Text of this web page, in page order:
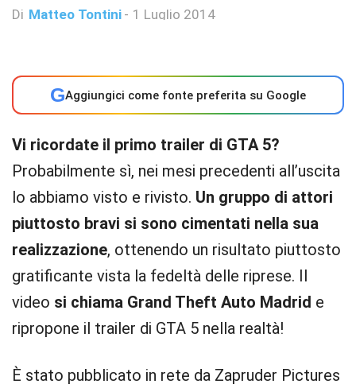
Di Matteo Tontini - 1 Luglio 2014
GAggiungici come fonte preferita su Google
Vi ricordate il primo trailer di GTA 5?
Probabilmente sì, nei mesi precedenti all’uscita
lo abbiamo visto e rivisto. Un gruppo di attori
piuttosto bravi si sono cimentati nella sua
realizzazione, ottenendo un risultato piuttosto
gratificante vista la fedeltà delle riprese. Il
video si chiama Grand Theft Auto Madrid e
ripropone il trailer di GTA 5 nella realtà!
È stato pubblicato in rete da Zapruder Pictures